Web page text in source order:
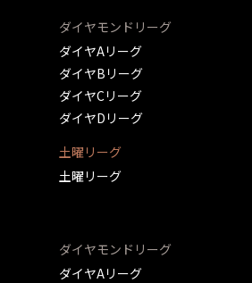
ダイヤモンドリーグ
ダイヤAリーグ
ダイヤBリーグ
ダイヤCリーグ
ダイヤDリーグ
土曜リーグ
土曜リーグ
ダイヤモンドリーグ
ダイヤAリーグ